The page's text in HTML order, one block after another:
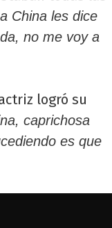
China les dice
no me voy a
logró su
caprichosa
es que